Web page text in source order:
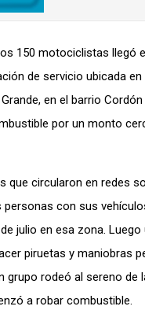
150 motociclistas llegó
de servicio ubicada en
en el barrio
por un monto
que circularon en redes
personas con sus
julio en esa zona. Luego
piruetas y maniobras
grupo rodeó al sereno de
a robar combustible.